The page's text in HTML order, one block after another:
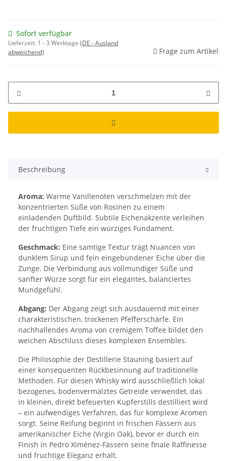
Sofort verfügbar
Lieferzeit: 1 - 3 Werktage (DE - Ausland
abweichend)
Frage zum Artikel
Beschreibung
Aroma: Warme Vanillenoten verschmelzen mit der
konzentrierten Süße von Rosinen zu einem
einladenden Duftbild. Subtile Eichenakzente verleihen
der fruchtigen Tiefe ein würziges Fundament.
Geschmack: Eine samtige Textur trägt Nuancen von
dunklem Sirup und fein eingebundener Eiche über die
Zunge. Die Verbindung aus vollmundiger Süße und
sanfter Würze sorgt für ein elegantes, balanciertes
Mundgefühl.
Abgang: Der Abgang zeigt sich ausdauernd mit einer
charakteristischen, trockenen Pfefferschärfe. Ein
nachhallendes Aroma von cremigem Toffee bildet den
weichen Abschluss dieses komplexen Ensembles.
Die Philosophie der Destillerie Stauning basiert auf
einer konsequenten Rückbesinnung auf traditionelle
Methoden. Für diesen Whisky wird ausschließlich lokal
bezogenes, bodenvermälztes Getreide verwendet, das
in kleinen, direkt befeuerten Kupferstills destilliert wird
– ein aufwendiges Verfahren, das für komplexe Aromen
sorgt. Seine Reifung beginnt in frischen Fässern aus
amerikanischer Eiche (Virgin Oak), bevor er durch ein
Finish in Pedro Ximénez-Fässern seine finale Raffinesse
und fruchtige Eleganz erhält.